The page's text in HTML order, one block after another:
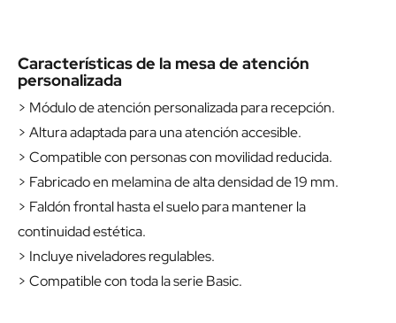
Características de la mesa de atención
personalizada
> Módulo de atención personalizada para recepción.
> Altura adaptada para una atención accesible.
> Compatible con personas con movilidad reducida.
> Fabricado en melamina de alta densidad de 19 mm.
> Faldón frontal hasta el suelo para mantener la
continuidad estética.
> Incluye niveladores regulables.
> Compatible con toda la serie Basic.